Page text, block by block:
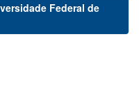
Federal de